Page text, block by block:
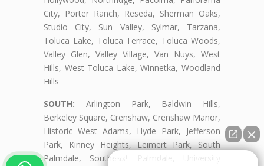
City, Porter Ranch, Reseda, Sherman Oaks,
Studio City, Sun Valley, Sylmar, Tarzana,
Toluca Lake, Toluca Terrace, Toluca Woods,
Valley Glen, Valley Village, Van Nuys, West
Hills, West Toluca Lake, Winnetka, Woodland
Hills
SOUTH: Arlington Park, Baldwin Hills,
Berkeley Square, Crenshaw, Crenshaw Manor,
Historic West Adams, Hyde Park, Jefferson
Park, Kinney Heights, Leimert Park, South
Palmdale, Southeast Palmdale, University